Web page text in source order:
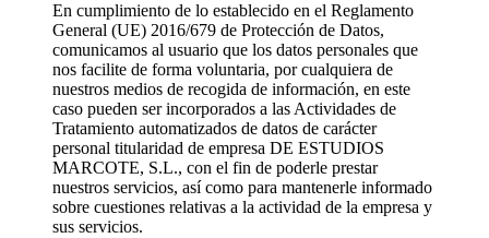
En cumplimiento de lo establecido en el Reglamento
General (UE) 2016/679 de Protección de Datos,
comunicamos al usuario que los datos personales que
nos facilite de forma voluntaria, por cualquiera de
nuestros medios de recogida de información, en este
caso pueden ser incorporados a las Actividades de
Tratamiento automatizados de datos de carácter
personal titularidad de empresa DE ESTUDIOS
MARCOTE, S.L., con el fin de poderle prestar
nuestros servicios, así como para mantenerle informado
sobre cuestiones relativas a la actividad de la empresa y
sus servicios.